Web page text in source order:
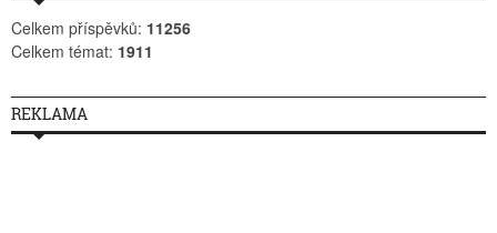
Celkem příspěvků: 11256
Celkem témat: 1911
REKLAMA